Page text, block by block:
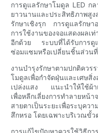
การดูแลรักษาโมดูล LED ก
ยาวนานและประสิทธิภาพสู
รักษาเชิงรุก การดูแลรักษา
การใช้งานของจอแสดงผล
อีกด้วย ระบบที่ได้รับการดูแ
ซ่อมแซมหรือเปลี่ยนชิ้นส่วน
งานบำรุงรักษาตามปกติควร
โมดูลเพื่อกำจัดฝุ่นและเศษสิ่
เปล่งแสง แนะนำให้ใช้ผ้า
เพื่อหลีกเลี่ยงการทำลาย
สายตาเป็นระยะเพื่อระบุควา
สึกหรอ โดยเฉพาะบริเวณขั้